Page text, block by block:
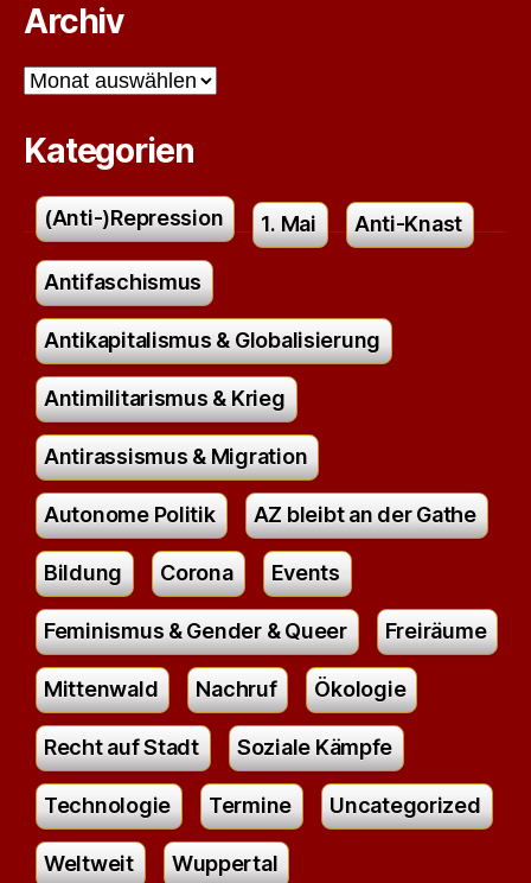
Archiv
Archiv
Kategorien
(Anti-)Repression 1. Mai Anti-Knast
Antifaschismus
Antikapitalismus & Globalisierung
Antimilitarismus & Krieg
Antirassismus & Migration
Autonome Politik AZ bleibt an der Gathe
Bildung Corona Events
Feminismus & Gender & Queer Freiräume
Mittenwald Nachruf Ökologie
Recht auf Stadt Soziale Kämpfe
Technologie Termine Uncategorized
Weltweit Wuppertal